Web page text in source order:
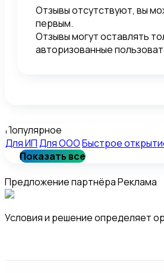
Отзывы отсутствуют, вы
первым.
Отзывы могут оставлять
авторизованные
Популярное
Для ИПДля ОООБыстрое
Показать все
Предложение партнёраРеклама
Условия и решение определяет